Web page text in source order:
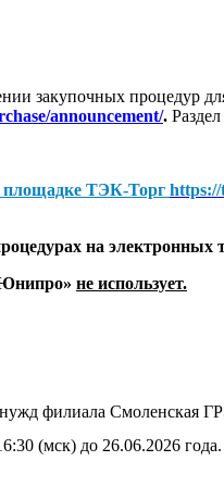
закупочных
announcement/.
площадке ТЭК-Торг
на электронных
не использует.
нужд филиала
(мск) до 26.06.2026 года.